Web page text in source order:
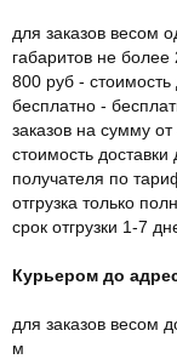
для заказов весом
габаритов не более
800 руб -
бесплатно -
заказов на сумму
стоимость
получателя по
отгрузка только
срок отгрузки 1-7
Курьером до
для заказов весом
м